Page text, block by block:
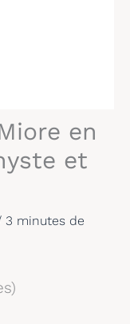
en
et
3 minutes de